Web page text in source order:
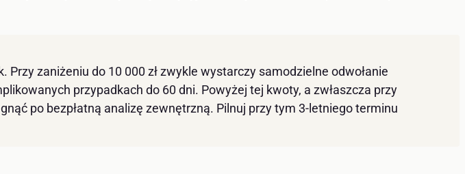
zaniżeniu do 10 000 zł zwykle wystarczy samodzielne odwołanie
przypadkach do 60 dni. Powyżej tej kwoty, a zwłaszcza przy
po bezpłatną analizę zewnętrzną. Pilnuj przy tym 3-letniego terminu